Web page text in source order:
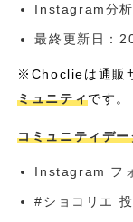
Instagram分
最終更新日：
※Choclieは通販
ミュニティです。
コミュニティデー
Instagram フ
#ショコリエ